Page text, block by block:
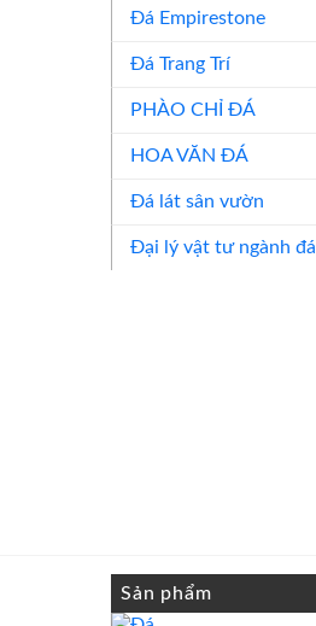
Đá Empirestone
Đá Trang Trí
PHÀO CHỈ ĐÁ
HOA VĂN ĐÁ
Đá lát sân vườn
Đại lý vật tư ngành đá
Sản phẩm